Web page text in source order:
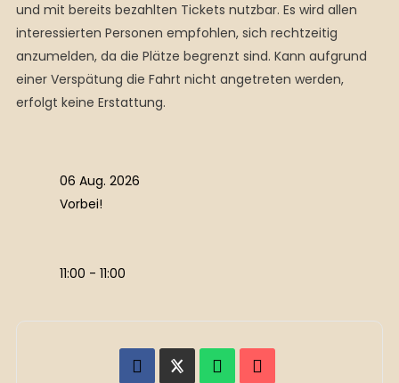
und mit bereits bezahlten Tickets nutzbar. Es wird allen
interessierten Personen empfohlen, sich rechtzeitig
anzumelden, da die Plätze begrenzt sind. Kann aufgrund
einer Verspätung die Fahrt nicht angetreten werden,
erfolgt keine Erstattung.
06 Aug. 2026
Vorbei!
11:00 - 11:00